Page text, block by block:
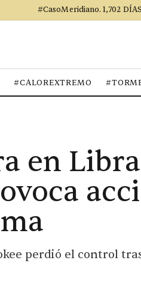
#CasoMeridiano. 1,702
#CALOREXTREMO
en
perdió el control